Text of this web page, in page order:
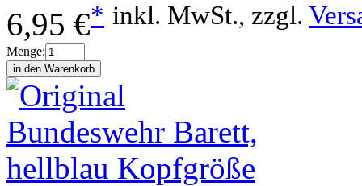
6,95 €* inkl. MwSt., zzgl.
Menge: